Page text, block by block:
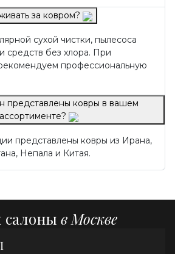
за ковром?
сухой чистки, пылесоса
средств без хлора. При
профессиональную
представлены ковры в вашем
ассортименте?
представлены ковры из Ирана,
Непала и Китая.
в Москве